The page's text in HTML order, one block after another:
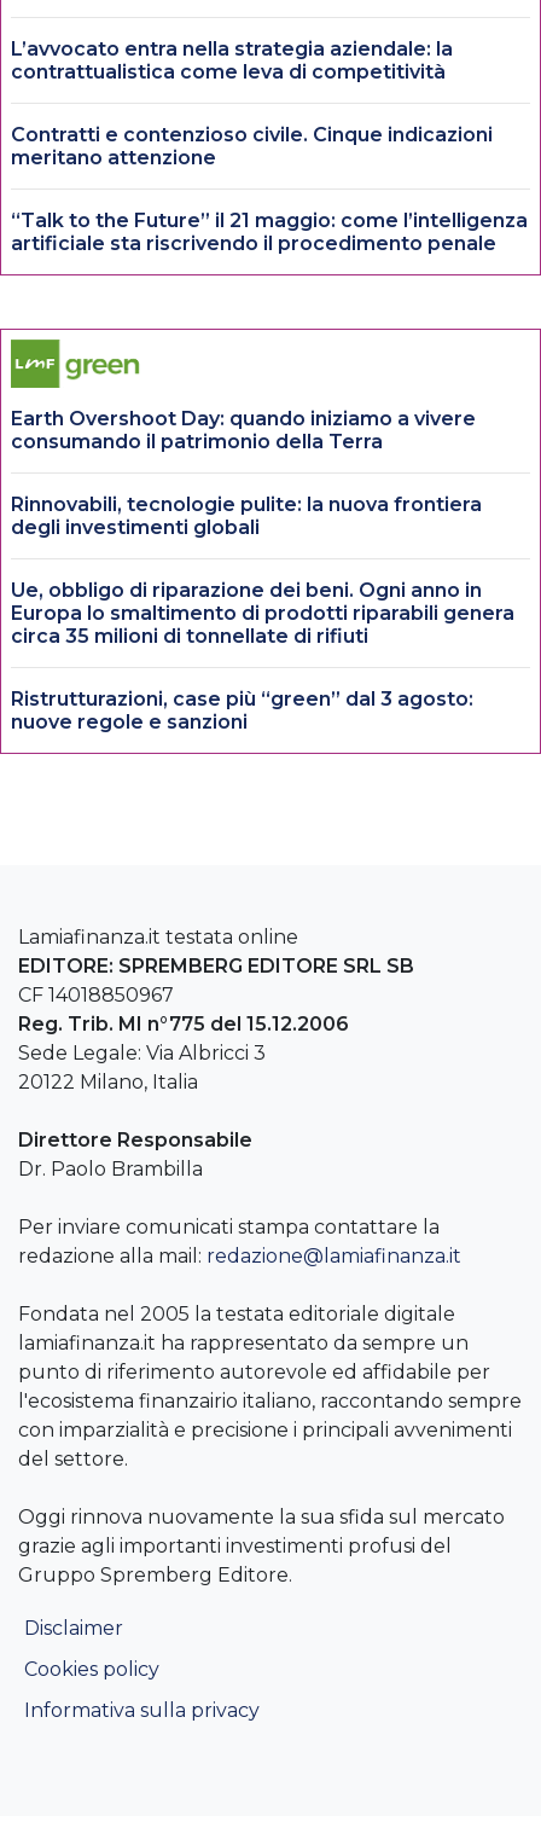
L’avvocato entra nella strategia aziendale: la
contrattualistica come leva di competitività
Contratti e contenzioso civile. Cinque indicazioni
meritano attenzione
“Talk to the Future” il 21 maggio: come l’intelligenza
artificiale sta riscrivendo il procedimento penale
Earth Overshoot Day: quando iniziamo a vivere
consumando il patrimonio della Terra
Rinnovabili, tecnologie pulite: la nuova frontiera
degli investimenti globali
Ue, obbligo di riparazione dei beni. Ogni anno in
Europa lo smaltimento di prodotti riparabili genera
circa 35 milioni di tonnellate di rifiuti
Ristrutturazioni, case più “green” dal 3 agosto:
nuove regole e sanzioni
Lamiafinanza.it testata online
EDITORE: SPREMBERG EDITORE SRL SB
CF 14018850967
Reg. Trib. MI n°775 del 15.12.2006
Sede Legale: Via Albricci 3
20122 Milano, Italia
Direttore Responsabile
Dr. Paolo Brambilla
Per inviare comunicati stampa contattare la
redazione alla mail: redazione@lamiafinanza.it
Fondata nel 2005 la testata editoriale digitale
lamiafinanza.it ha rappresentato da sempre un
punto di riferimento autorevole ed affidabile per
l'ecosistema finanzairio italiano, raccontando sempre
con imparzialità e precisione i principali avvenimenti
del settore.
Oggi rinnova nuovamente la sua sfida sul mercato
grazie agli importanti investimenti profusi del
Gruppo Spremberg Editore.
Disclaimer
Cookies policy
Informativa sulla privacy